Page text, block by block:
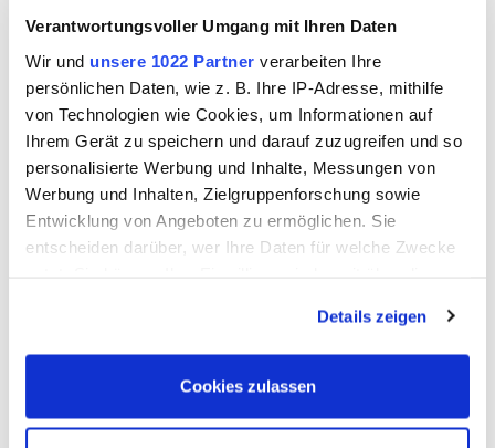
Verantwortungsvoller Umgang mit Ihren Daten
Wir und unsere 1022 Partner verarbeiten Ihre
persönlichen Daten, wie z. B. Ihre IP-Adresse, mithilfe
von Technologien wie Cookies, um Informationen auf
Ihrem Gerät zu speichern und darauf zuzugreifen und so
personalisierte Werbung und Inhalte, Messungen von
Werbung und Inhalten, Zielgruppenforschung sowie
Entwicklung von Angeboten zu ermöglichen. Sie
entscheiden darüber, wer Ihre Daten für welche Zwecke
Trigger Symbol ändern oder widerrufen
Wenn Sie es erlauben, würden wir auch gerne:
welche bis auf einige Meter genau sein können
Details zeigen
Cookies zulassen
ALLE UNTERNEHMEN DER TRAUBE GROUP